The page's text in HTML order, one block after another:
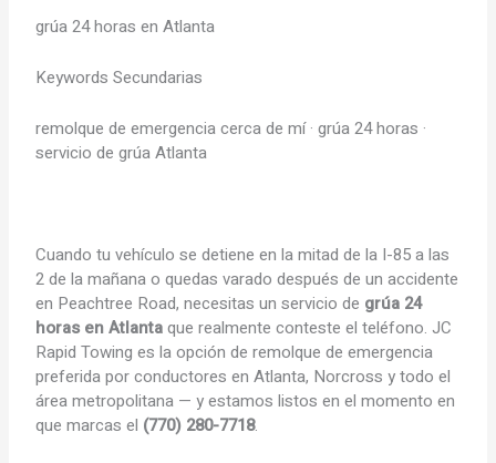
grúa 24 horas en Atlanta
Keywords Secundarias
remolque de emergencia cerca de mí · grúa 24 horas ·
servicio de grúa Atlanta
Cuando tu vehículo se detiene en la mitad de la I-85 a las
2 de la mañana o quedas varado después de un accidente
en Peachtree Road, necesitas un servicio de grúa 24
horas en Atlantaque realmente conteste el teléfono. JC
Rapid Towing es la opción de remolque de emergencia
preferida por conductores en Atlanta, Norcross y todo el
área metropolitana — y estamos listos en el momento en
que marcas el (770) 280-7718.